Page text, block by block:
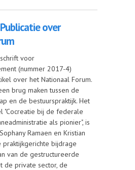
over
voor
(nummer 2017-4)
over het Nationaal Forum.
brug maken tussen de
en de bestuurspraktijk. Het
"Cocreatie bij de federale
als pionier", is
Ramaen en Kristian
praktijkgerichte bijdrage
van de gestructureerde
de private sector, de